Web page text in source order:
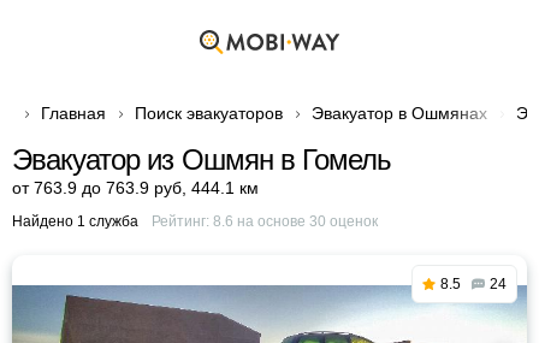
Главная Поиск эвакуаторов Эвакуатор в Ошмянах
Эвакуатор из Ошмян в Гомель
от 763.9 до 763.9 руб 444.1 км
Найдено 1 служба Рейтинг: 8.6 на основе 30 оценок
8.5 24